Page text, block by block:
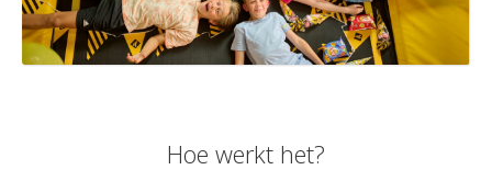
Hoe werkt het?